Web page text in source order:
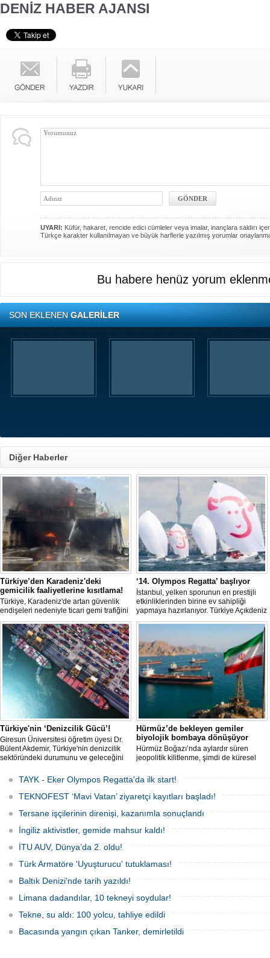
DENİZ HABER AJANSI
UYARI: Küfür, hakaret, rencide edici cümleler veya imalar, inançlara saldırı
Türkçe karakter kullanılmayan ve büyük harflerle yazılmış yorumlar
Bu habere henüz yorum
SON EKLENENGALERİLER
Diğer Haberler
Türkiye’den Karadeniz'deki
gemicilik faaliyetlerine kısıtlama!
Türkiye, Karadeniz'de artan güvenlik
endişeleri nedeniyle ticari gemi trafiğini
kısıtlamaya başladı. Bu durum,
bölgedeki gıda güvenliğini tehdit ediyor.
‘14. Olympos Regatta’ başlıyor
İstanbul, yelken sporunun en prestijli
etkinliklerinden birine ev sahipliği
yapmaya hazırlanıyor. Türkiye Açıkdeniz
Yarış Kulübü (TAYK), Türkiye Yelken
birliğiyle hayata geçirilecek olan 14.
TAYK - Eker Olympos Regatta, 7
Ağustos'ta start alacak ve 16 Ağustos'a
kadar deniz tutkunlarını bir araya
getirecek.
Türkiye'nin ‘Denizcilik Gücü’!
Giresun Üniversitesi öğretim üyesi Dr.
Bülent Akdemir, Türkiye'nin denizcilik
sektöründeki durumunu ve geleceğini
Hürmüz’de bekleyen gemiler
biyolojik bombaya dönüşüyor
Hürmüz Boğazı’nda aylardır süren
jeopolitik kilitlenme, şimdi de küresel
aralamış olabilir. Sıcak sularda
hareketsiz bekleyen binden fazla gemi,
istilacı deniz canlıları için devasa bir
üreme merkezine dönüşmüş durumda.
TAYK - Eker Olympos Regatta'da ilk start!
TEKNOFEST ‘Mavi Vatan’ ziyaretçi kayıtları başladı!
Tersane işçilerinin direnişi, kazanımla sonuçlandı
İngiliz aktivistler, gemide mahsur kaldı!
İTU AUV, Dünya’da 2. oldu!
Türk Armatöre 'Uyuşturucu' tutuklaması!
Baltık Denizi'nde tarih yazıldı!
Limana dadandılar, 10 tekneyi soydular!
Tekne, su aldı: 100 yolcu, tahliye edildi
Bacasında yangın çıkan Tanker, demirletildi